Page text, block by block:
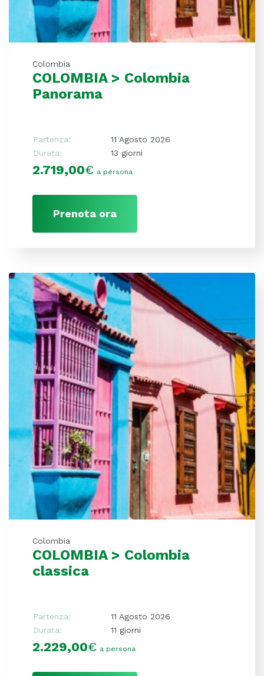
Colombia
COLOMBIA > Colombia
Panorama
Partenza:
11 Agosto 2026
Durata:
13 giorni
2.719,00€ a persona
Prenota ora
Colombia
COLOMBIA > Colombia
classica
Partenza:
11 Agosto 2026
Durata:
11 giorni
2.229,00€ a persona